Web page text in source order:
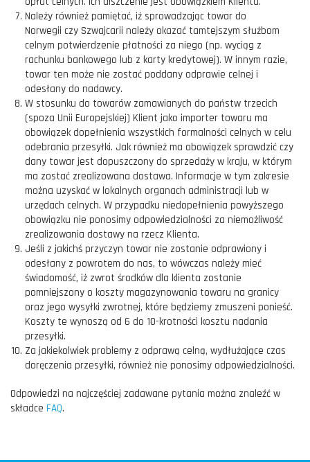
Należy również pamiętać, iż sprowadzając towar do
Norwegii czy Szwajcarii należy okazać tamtejszym służbom
celnym potwierdzenie płatności za niego (np. wyciąg z
rachunku bankowego lub z karty kredytowej). W innym razie,
towar ten może nie zostać poddany odprawie celnej i
odesłany do nadawcy.
W stosunku do towarów zamawianych do państw trzecich
(spoza Unii Europejskiej) Klient jako importer towaru ma
obowiązek dopełnienia wszystkich formalności celnych w celu
odebrania przesyłki. Jak również ma obowiązek sprawdzić czy
dany towar jest dopuszczony do sprzedaży w kraju, w którym
ma zostać zrealizowana dostawa. Informacje w tym zakresie
można uzyskać w lokalnych organach administracji lub w
urzędach celnych. W przypadku niedopełnienia powyższego
obowiązku nie ponosimy odpowiedzialności za niemożliwość
zrealizowania dostawy na rzecz Klienta.
Jeśli z jakichś przyczyn towar nie zostanie odprawiony i
odesłany z powrotem do nas, to wówczas należy mieć
świadomość, iż zwrot środków dla klienta zostanie
pomniejszony o koszty magazynowania towaru na granicy
oraz jego wysyłki zwrotnej, które będziemy zmuszeni ponieść.
Koszty te wynoszą od 6 do 10-krotności kosztu nadania
przesyłki.
Za jakiekolwiek problemy z odprawą celną, wydłużające czas
doręczenia przesyłki, również nie ponosimy odpowiedzialności.
Odpowiedzi na najczęściej zadawane pytania można znaleźć w
składce FAQ.